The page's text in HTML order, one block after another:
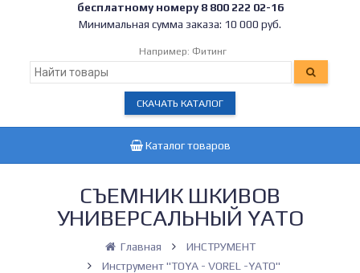
бесплатному номеру 8 800 222 02-16
Минимальная сумма заказа: 10 000 руб.
Например: Фитинг
СКАЧАТЬ КАТАЛОГ
Каталог товаров
СЪЕМНИК ШКИВОВ
УНИВЕРСАЛЬНЫЙ YATO
Главная
ИНСТРУМЕНТ
Инструмент "TOYA - VOREL -YATO"